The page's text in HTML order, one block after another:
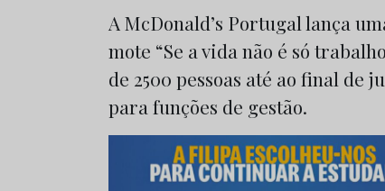
A McDonald’s Portugal lança
mote “Se a vida não é só
de 2500 pessoas até ao final de
para funções de gestão.